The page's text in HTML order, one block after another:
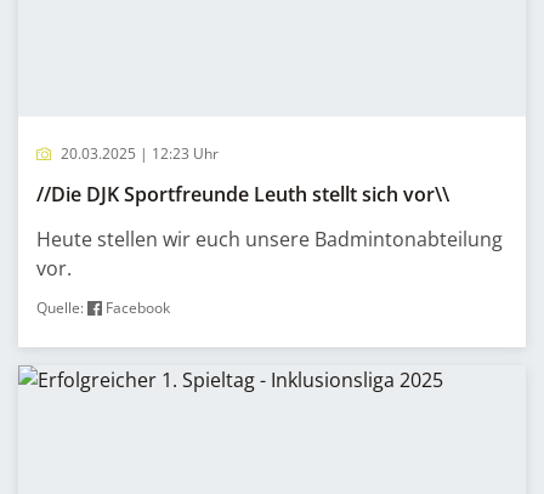
20.03.2025 | 12:23 Uhr
//Die DJK Sportfreunde Leuth stellt sich vor\\
Heute stellen wir euch unsere Badmintonabteilung
vor.
Quelle: Facebook